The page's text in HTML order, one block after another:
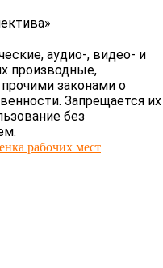
аудио-, видео- и
производные,
законами о
Запрещается их
без
рабочих мест